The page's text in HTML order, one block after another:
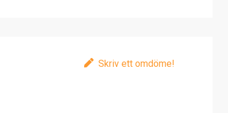
Skriv ett omdöme!